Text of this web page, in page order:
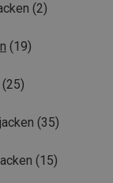
(2)
(19)
(25)
(35)
(15)